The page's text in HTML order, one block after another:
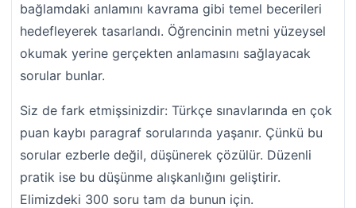
bağlamdaki anlamını kavrama gibi temel becerileri
hedefleyerek tasarlandı. Öğrencinin metni yüzeysel
okumak yerine gerçekten anlamasını sağlayacak
sorular bunlar.
Siz de fark etmişsinizdir: Türkçe sınavlarında en çok
puan kaybı paragraf sorularında yaşanır. Çünkü bu
sorular ezberle değil, düşünerek çözülür. Düzenli
pratik ise bu düşünme alışkanlığını geliştirir.
Elimizdeki 300 soru tam da bunun için.